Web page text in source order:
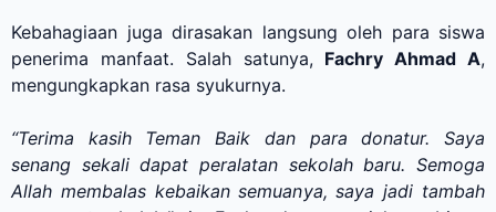
Kebahagiaan juga dirasakan langsung oleh para siswa
penerima manfaat. Salah satunya, Fachry Ahmad A,
mengungkapkan rasa syukurnya.
“Terima kasih Teman Baik dan para donatur. Saya
senang sekali dapat peralatan sekolah baru. Semoga
Allah membalas kebaikan semuanya, saya jadi tambah